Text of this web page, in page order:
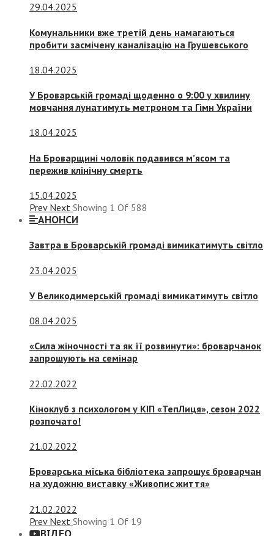
29.04.2025
Комунальники вже третій день намагаються
пробити засмічену каналізацію на Грушевського
18.04.2025
У Броварській громаді щоденно о 9:00 у хвилину
мовчання лунатимуть метроном та Гімн України
18.04.2025
На Броварщині чоловік подавився м’ясом та
пережив клінічну смерть
15.04.2025
Prev Next Showing 1 Of 588
АНОНСИ
Завтра в Броварській громаді вимикатимуть світло
23.04.2025
У Великодимерській громаді вимикатимуть світло
08.04.2025
«Сила жіночності та як її розвинути»: броварчанок
запрошують на семінар
22.02.2022
Кіноклуб з психологом у КІП «ТепЛиця», сезон 2022
розпочато!
21.02.2022
Броварська міська бібліотека запрошує броварчан
на художню виставку «Живопис життя»
21.02.2022
Prev Next Showing 1 Of 19
ВІДЕО